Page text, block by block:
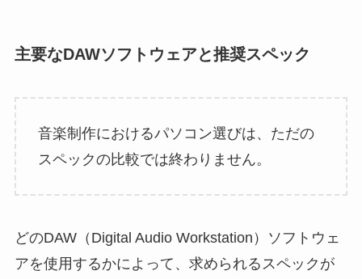
主要なDAWソフトウェアと推奨スペック
音楽制作におけるパソコン選びは、ただの
スペックの比較では終わりません。
どのDAW（Digital Audio Workstation）ソフトウェ
アを使用するかによって、求められるスペックが